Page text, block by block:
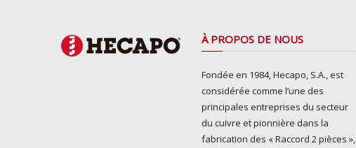
À PROPOS DE NOUS
Fondée en 1984, Hecapo, S.A., est
considérée comme l’une des
principales entreprises du secteur
du cuivre et pionnière dans la
fabrication des « Raccord 2 pièces »,